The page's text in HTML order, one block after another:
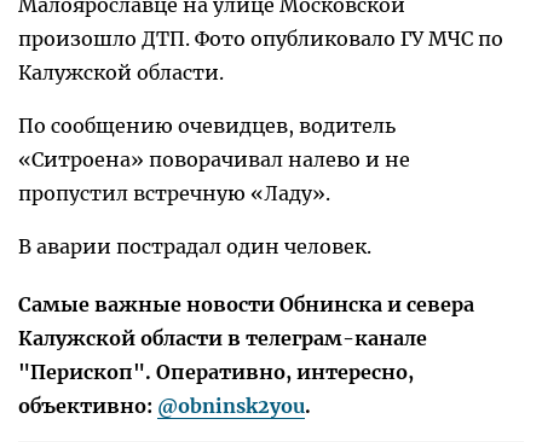
Малоярославце на улице Московской
произошло ДТП. Фото опубликовало ГУ МЧС по
Калужской области.
По сообщению очевидцев, водитель
«Ситроена» поворачивал налево и не
пропустил встречную «Ладу».
В аварии пострадал один человек.
Самые важные новости Обнинска и севера
Калужской области в телеграм-канале
"Перископ". Оперативно, интересно,
объективно: @obninsk2you.